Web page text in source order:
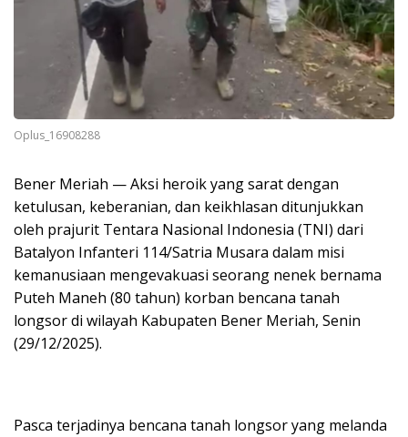
Oplus_16908288
Bener Meriah — Aksi heroik yang sarat dengan
ketulusan, keberanian, dan keikhlasan ditunjukkan
oleh prajurit Tentara Nasional Indonesia (TNI) dari
Batalyon Infanteri 114/Satria Musara dalam misi
kemanusiaan mengevakuasi seorang nenek bernama
Puteh Maneh (80 tahun) korban bencana tanah
longsor di wilayah Kabupaten Bener Meriah, Senin
(29/12/2025).
Pasca terjadinya bencana tanah longsor yang melanda